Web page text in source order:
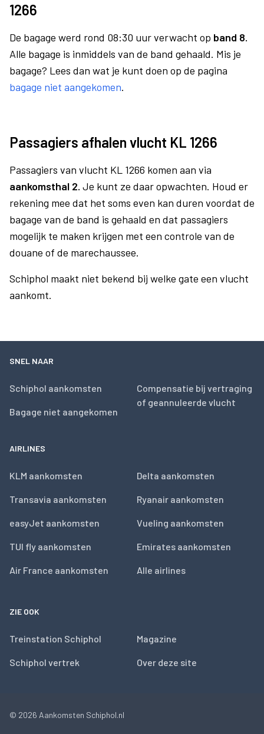
1266
De bagage werd rond 08:30 uur verwacht op band 8.
Alle bagage is inmiddels van de band gehaald. Mis je
bagage? Lees dan wat je kunt doen op de pagina
bagage niet aangekomen.
Passagiers afhalen vlucht KL 1266
Passagiers van vlucht KL 1266 komen aan via
aankomsthal 2. Je kunt ze daar opwachten. Houd er
rekening mee dat het soms even kan duren voordat de
bagage van de band is gehaald en dat passagiers
mogelijk te maken krijgen met een controle van de
douane of de marechaussee.
Schiphol maakt niet bekend bij welke gate een vlucht
aankomt.
SNEL NAAR
Schiphol aankomsten
Bagage niet aangekomen
Compensatie bij vertraging
of geannuleerde vlucht
AIRLINES
KLM aankomsten
Transavia aankomsten
easyJet aankomsten
TUI fly aankomsten
Air France aankomsten
Delta aankomsten
Ryanair aankomsten
Vueling aankomsten
Emirates aankomsten
Alle airlines
ZIE OOK
Treinstation Schiphol
Schiphol vertrek
Magazine
Over deze site
© 2026 Aankomsten Schiphol.nl